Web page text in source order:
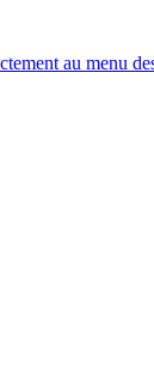
au menu